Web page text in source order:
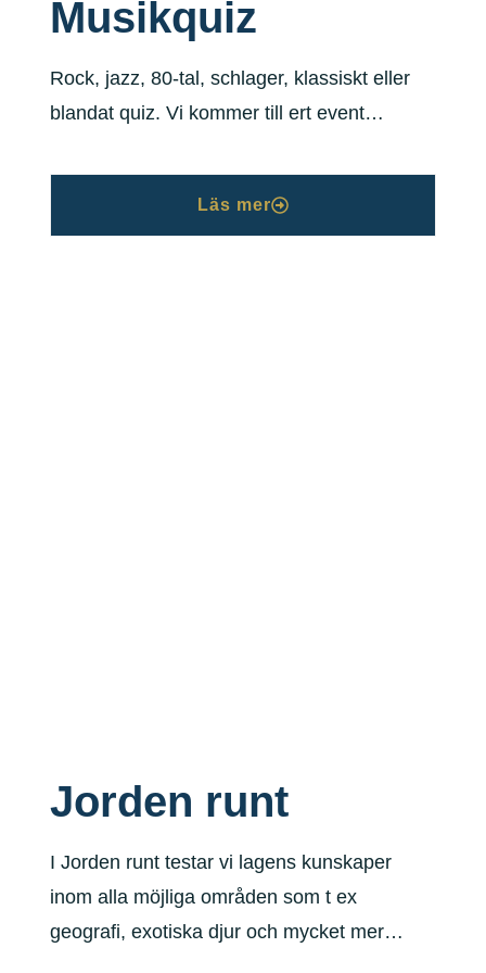
Musikquiz
Rock, jazz, 80-tal, schlager, klassiskt eller
blandat quiz. Vi kommer till ert event…
Läs mer
Jorden runt
I Jorden runt testar vi lagens kunskaper
inom alla möjliga områden som t ex
geografi, exotiska djur och mycket mer…